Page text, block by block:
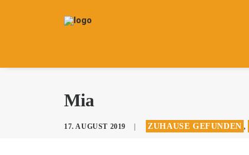
Mia
17. AUGUST 2019 ZUHAUSE GEFUNDEN ,